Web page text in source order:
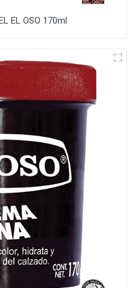
EL OSO 170ml